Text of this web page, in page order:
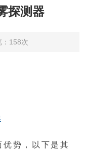
探测器
：158次
势，以下是其